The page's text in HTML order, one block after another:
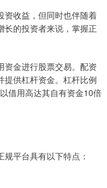
资收益，但同时也伴随着
长的投资者来说，掌握正
资金进行股票交易。配资
提供杠杆资金。杠杆比例
借用高达其自有资金10倍
平台具有以下特点：